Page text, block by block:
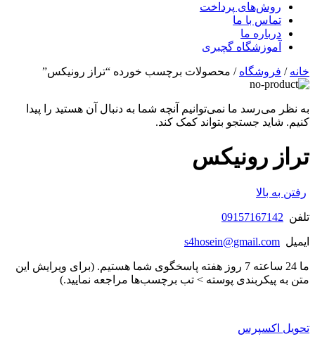
روش‌های پرداخت
تماس با ما
درباره ما
آموزشگاه گچبری
خانه / فروشگاه / محصولات برچسب خورده “تراز رونیکس”
به نظر می‌رسد ما نمی‌توانیم آنچه شما به دنبال آن هستید را پیدا
کنیم. شاید جستجو بتواند کمک کند.
تراز رونیکس
رفتن به بالا
تلفن 09157167142
ایمیل s4hosein@gmail.com
ما 24 ساعته 7 روز هفته پاسخگوی شما هستیم. (برای ویرایش این
متن به پیکربندی پوسته > تب برچسب‌ها مراجعه نمایید.)
تحویل اکسپرس